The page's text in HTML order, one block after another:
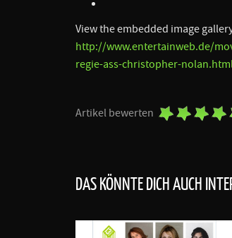
View the embedded image
http://www.entertainweb.de/
regie-ass-christopher-
Artikel bewerten
DAS KÖNNTE DICH AUCH